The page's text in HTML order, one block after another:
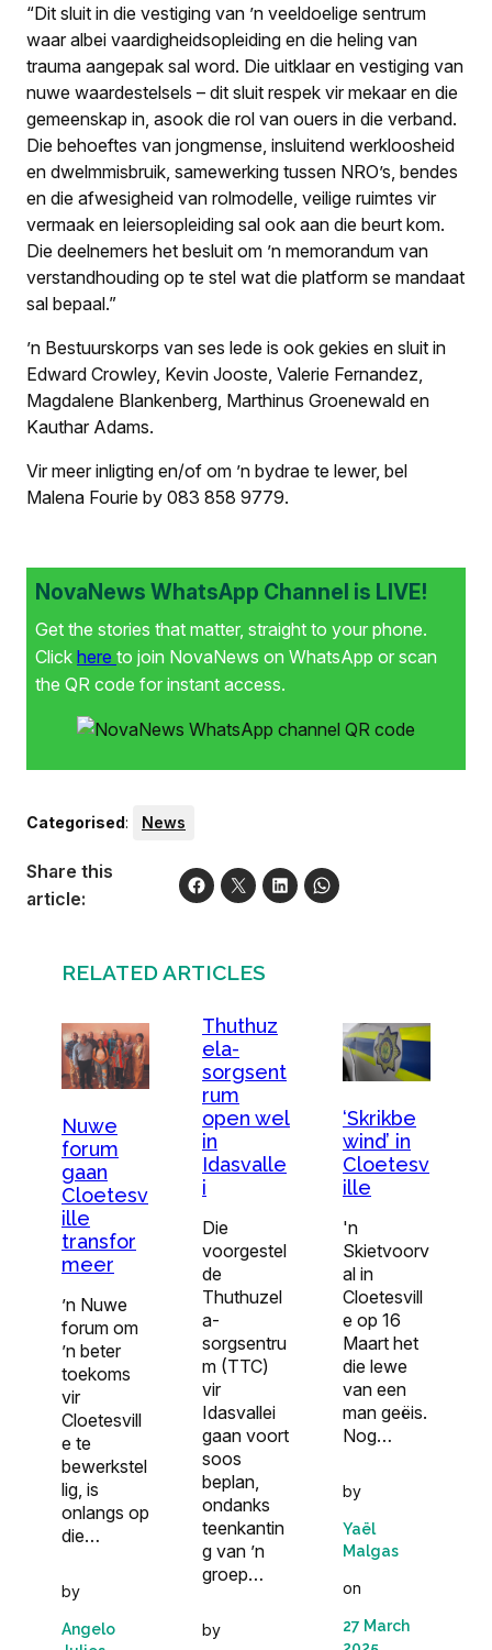
“Dit sluit in die vestiging van ’n veeldoelige sentrum
waar albei vaardigheidsopleiding en die heling van
trauma aangepak sal word. Die uitklaar en vestiging van
nuwe waardestelsels – dit sluit respek vir mekaar en die
gemeenskap in, asook die rol van ouers in die verband.
Die behoeftes van jongmense, insluitend werkloosheid
en dwelmmisbruik, samewerking tussen NRO’s, bendes
en die afwesigheid van rolmodelle, veilige ruimtes vir
vermaak en leiersopleiding sal ook aan die beurt kom.
Die deelnemers het besluit om ’n memorandum van
verstandhouding op te stel wat die platform se mandaat
sal bepaal.”
’n Bestuurskorps van ses lede is ook gekies en sluit in
Edward Crowley, Kevin Jooste, Valerie Fernandez,
Magdalene Blankenberg, Marthinus Groenewald en
Kauthar Adams.
Vir meer inligting en/of om ’n bydrae te lewer, bel
Malena Fourie by 083 858 9779.
NovaNews WhatsApp Channel is LIVE!
Get the stories that matter, straight to your phone.
Click here to join NovaNews on WhatsApp or scan
the QR code for instant access.
Categorised: News
Share this
article:
RELATED ARTICLES
Nuwe
forum
gaan
Cloetesv
ille
transfor
meer
’n Nuwe
forum om
’n beter
toekoms
vir
Cloetesvill
e te
bewerkstel
lig, is
onlangs op
die…
by
Angelo
Thuthuz
ela-
sorgsent
rum
open wel
in
Idasvalle
i
Die
voorgestel
de
Thuthuzel
a-
sorgsentru
m (TTC)
vir
Idasvallei
gaan voort
soos
beplan,
ondanks
teenkantin
g van ’n
groep…
by
‘Skrikbe
wind’ in
Cloetesv
ille
'n
Skietvoorv
al in
Cloetesvill
e op 16
Maart het
die lewe
van een
man geëis.
Nog…
by
Yaël
Malgas
on
27 March